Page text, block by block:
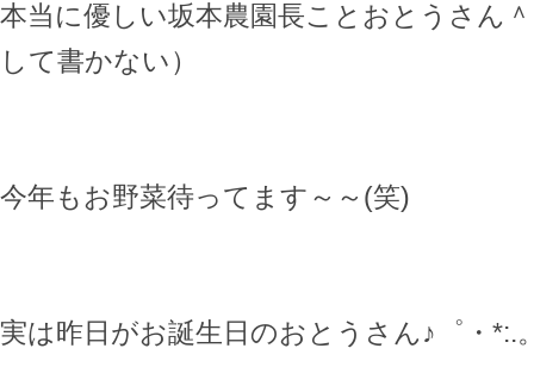
本当に優しい坂本農園長ことおとうさん
して書かない）
今年もお野菜待ってます～～(笑)
実は昨日がお誕生日のおとうさん♪゜・*:.